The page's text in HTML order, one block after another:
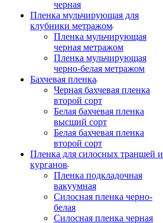
черная
Пленка мульчирующая для
клубники метражом
Пленка мульчирующая
черная метражом
Пленка мульчирующая
черно-белая метражом
Бахчевая пленка
Черная бахчевая пленка
второй сорт
Белая бахчевая пленка
высший сорт
Белая бахчевая пленка
второй сорт
Пленка для силосных траншей и
курганов
Пленка подкладочная
вакуумная
Силосная пленка черно-
белая
Силосная пленка черная